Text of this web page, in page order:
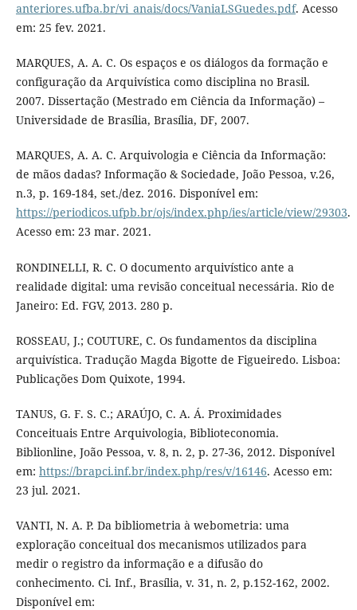
anteriores.ufba.br/vi_anais/docs/VaniaLSGuedes.pdf. Acesso
em: 25 fev. 2021.
MARQUES, A. A. C. Os espaços e os diálogos da formação e
configuração da Arquivística como disciplina no Brasil.
2007. Dissertação (Mestrado em Ciência da Informação) –
Universidade de Brasília, Brasília, DF, 2007.
MARQUES, A. A. C. Arquivologia e Ciência da Informação:
de mãos dadas? Informação & Sociedade, João Pessoa, v.26,
n.3, p. 169-184, set./dez. 2016. Disponível em:
https://periodicos.ufpb.br/ojs/index.php/ies/article/view/29303.
Acesso em: 23 mar. 2021.
RONDINELLI, R. C. O documento arquivístico ante a
realidade digital: uma revisão conceitual necessária. Rio de
Janeiro: Ed. FGV, 2013. 280 p.
ROSSEAU, J.; COUTURE, C. Os fundamentos da disciplina
arquivística. Tradução Magda Bigotte de Figueiredo. Lisboa:
Publicações Dom Quixote, 1994.
TANUS, G. F. S. C.; ARAÚJO, C. A. Á. Proximidades
Conceituais Entre Arquivologia, Biblioteconomia.
Biblionline, João Pessoa, v. 8, n. 2, p. 27-36, 2012. Disponível
em: https://brapci.inf.br/index.php/res/v/16146. Acesso em:
23 jul. 2021.
VANTI, N. A. P. Da bibliometria à webometria: uma
exploração conceitual dos mecanismos utilizados para
medir o registro da informação e a difusão do
conhecimento. Ci. Inf., Brasília, v. 31, n. 2, p.152-162, 2002.
Disponível em: